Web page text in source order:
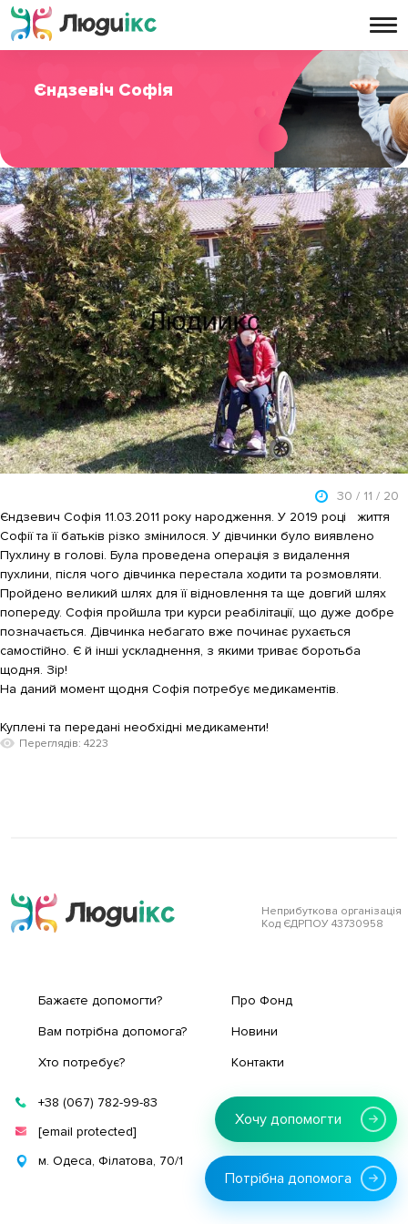
Єндзевіч Софія
30 / 11 / 20
Єндзевич Софія 11.03.2011 року народження. У 2019 році життя
Софії та її батьків різко змінилося. У дівчинки було виявлено
Пухлину в голові. Була проведена операція з видалення
пухлини, після чого дівчинка перестала ходити та розмовляти.
Пройдено великий шлях для її відновлення та ще довгий шлях
попереду. Софія пройшла три курси реабілітації, що дуже добре
позначається. Дівчинка небагато вже починає рухається
самостійно. Є й інші ускладнення, з якими триває боротьба
щодня. Зір!
На даний момент щодня Софія потребує медикаментів.
Куплені та передані необхідні медикаменти!
Переглядів: 4223
Неприбуткова організація
Код ЄДРПОУ 43730958
Бажаєте допомогти?
Вам потрібна допомога?
Хто потребує?
Про Фонд
Новини
Контакти
+38 (067) 782-99-83
[email protected]
м. Одеса, Філатова, 70/1
Хочу допомогти
Потрібна допомога